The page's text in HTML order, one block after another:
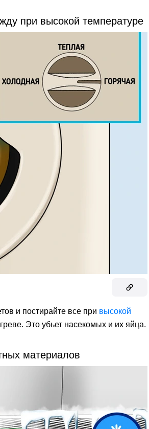
при высокой температуре
и постирайте все при высокой
Это убьет насекомых и их яйца.
материалов